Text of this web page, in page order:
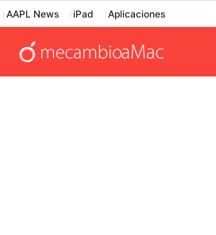
AAPL News iPad Aplicaciones